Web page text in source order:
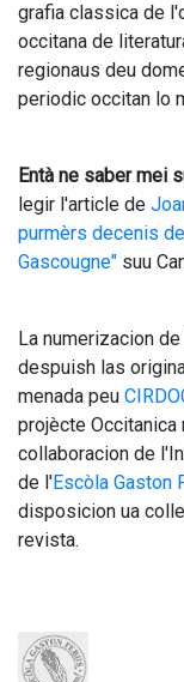
grafia classica de
occitana de
regionaus deu
periodic occitan lo
Entà ne saber mei
legir l'article de
purmèrs decenis
Gascougne" suu
La numerizacion
despuish las
menada peu
projècte
collaboracion de
de l'Escòla Gaston
disposicion ua
revista.